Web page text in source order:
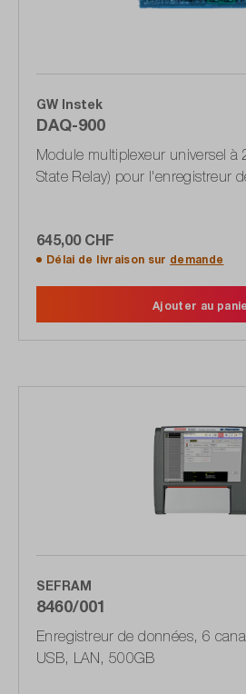
GW Instek
DAQ-900
Module multiplexeur universel à
State Relay) pour l'enregistreur
645,00 CHF
Délai de livraison sur demande
Ajouter au
SEFRAM
8460/001
Enregistreur de données, 6
USB, LAN, 500GB